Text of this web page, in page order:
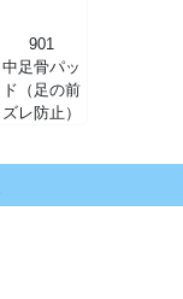
901
中足骨パッ
ド（足の前
ズレ防止）